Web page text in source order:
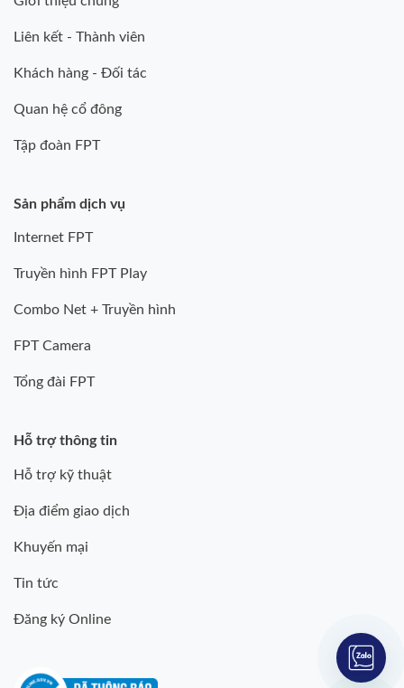
Liên kết - Thành viên
Khách hàng - Đối tác
Quan hệ cổ đông
Tập đoàn FPT
Sản phẩm dịch vụ
Internet FPT
Truyền hình FPT Play
Combo Net + Truyền hình
FPT Camera
Tổng đài FPT
Hỗ trợ thông tin
Hỗ trợ kỹ thuật
Địa điểm giao dịch
Khuyến mại
Tin tức
Đăng ký Online